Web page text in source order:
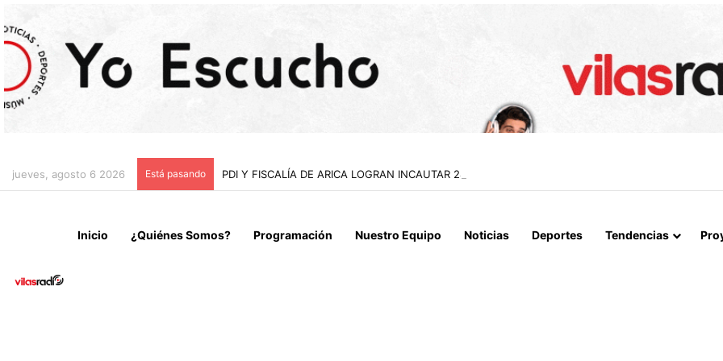
jueves, agosto 6 2026 Está pasando PDI Y FISCALÍA DE ARICA LOGRAN INCAUTAR 28 KILOS DE MARIHUANA OCULTOS EN UN CAMIÓN
Inicio ¿Quiénes Somos? Programación Nuestro Equipo Noticias Deportes Tendencias